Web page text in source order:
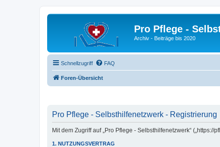
Pro Pflege -
Archiv - Beiträge bis 2020
Schnellzugriff FAQ
Foren-Übersicht
Pro Pflege - Selbsthilfenetzwerk - Registrierung
Mit dem Zugriff auf „Pro Pflege - Selbsthilfenetzwerk“
1. NUTZUNGSVERTRAG